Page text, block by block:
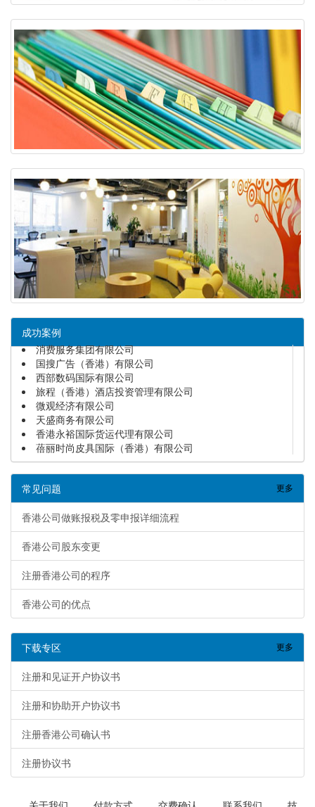
成功案例
国搜广告（香港）有限公司
西部数码国际有限公司
旅程（香港）酒店投资管理有限公司
微观经济有限公司
天盛商务有限公司
香港永裕国际货运代理有限公司
蓓丽时尚皮具国际（香港）有限公司
亚信科技(香港)有限公司
消费服务集团有限公司
YIHE CERAMICA CO.,LIMITED
英才国际人力资源开发集团有限公司
飞翔中国传媒集团有限公司
华富股份有限公司
普迪思集团有限公司
迪视科香港有限公司
南方创富国际有限公司
熙高实业有限公司
易特投资有限公司
常见问题 更多
香港公司做账报税及零申报详细流程
香港公司股东变更
注册香港公司的程序
香港公司的优点
下载专区 更多
注册和见证开户协议书
注册和协助开户协议书
注册香港公司确认书
注册协议书